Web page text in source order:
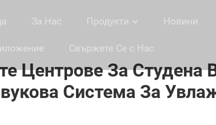
За Нас Продукти Новини
Свържете Се с Нас
Центрове За Студена
Система За